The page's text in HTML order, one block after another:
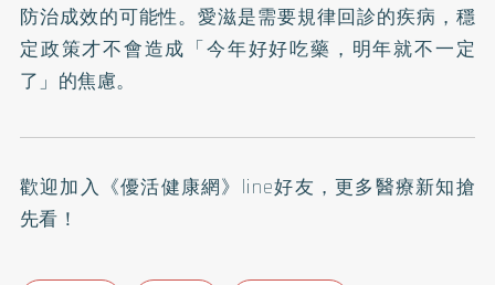
防治成效的可能性。愛滋是需要規律回診的疾病，穩
定政策才不會造成「今年好好吃藥，明年就不一定
了」的焦慮。
歡迎加入《優活健康網》line好友 ，更多醫療新知搶
先看！